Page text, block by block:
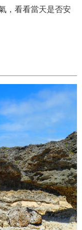
，看看當天是否安